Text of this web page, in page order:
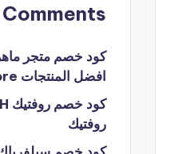
افضل المنتجات Maher Store
روفتيك